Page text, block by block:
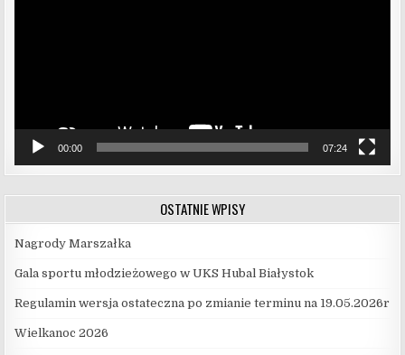
00:00 07:24
OSTATNIE WPISY
Nagrody Marszałka
Gala sportu młodzieżowego w UKS Hubal Białystok
Regulamin wersja ostateczna po zmianie terminu na 19.05.2026r
Wielkanoc 2026